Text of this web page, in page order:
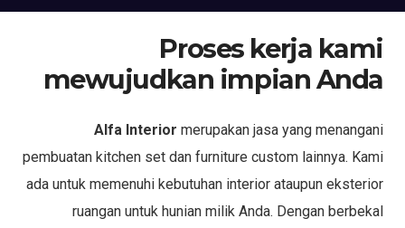
Proses kerja kami
mewujudkan impian Anda
Alfa Interior merupakan jasa yang menangani
pembuatan kitchen set dan furniture custom lainnya. Kami
ada untuk memenuhi kebutuhan interior ataupun eksterior
ruangan untuk hunian milik Anda. Dengan berbekal